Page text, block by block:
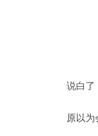
说白了
原以